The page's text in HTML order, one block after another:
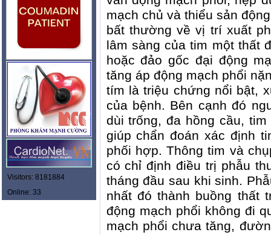
Visitors: 8181884
Online: 33
mạch chủ và thiểu sản
bất thường về vị trí xuất
lâm sàng của tim một thất
hoặc đảo gốc đại động
tăng áp động mạch phổi
tím là triệu chứng nổi bật,
của bệnh. Bên cạnh đó
dùi trống, đa hồng cầu,
giúp chẩn đoán xác định
phối hợp. Thông tim và
có chỉ định điều trị phẫu
tháng đầu sau khi sinh.
nhất đó thành buồng thất
động mạch phổi không đi
mạch phổi chưa tăng,